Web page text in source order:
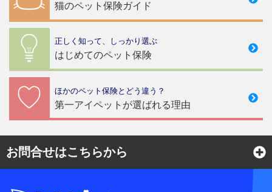
猫のペット保険ガイド
正しく知って、しっかり選ぶ
はじめてのペット保険
ほかのペット保険とどう違う？
第一アイペットが選ばれる理由
お問合せはこちらから